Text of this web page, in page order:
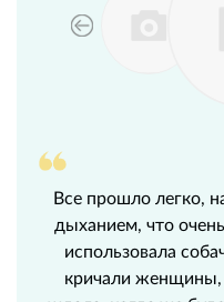
Все прошло легко,
дыханием, что
использовала
кричали женщины,